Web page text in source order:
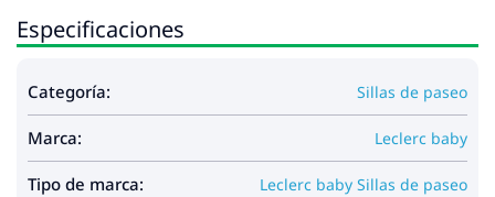
- Diámetro de la rueda delantera: 14 cm
- Diámetro de la rueda trasera: 15 cm
- Altura desde el suelo hasta el tirador: 100 cm.
- Altura del respaldo: 45 cm
- Dimensiones del asiento: AnxLaxAn: 21-38x83x34
cm
- Altura del suelo al asiento: 38 cm
Especificaciones
Categoría: Sillas de paseo
Marca: Leclerc baby
Tipo de marca: Leclerc baby Sillas de paseo